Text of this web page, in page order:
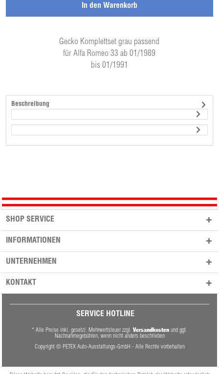
Gecko Komplettset grau passend
für Alfa Romeo 33 ab 01/1989
bis 01/1991
In den Warenkorb
Beschreibung
SHOP SERVICE
INFORMATIONEN
UNTERNEHMEN
KONTAKT
SERVICE HOTLINE
* Alle Preise inkl. gesetzl. Mehrwertsteuer zzgl. Versandkosten und ggf.
Nachnahmegebühren, wenn nicht anders beschrieben
Copyright © PETEX Auto-Ausstattungs-GmbH - Alle Rechte vorbehalten